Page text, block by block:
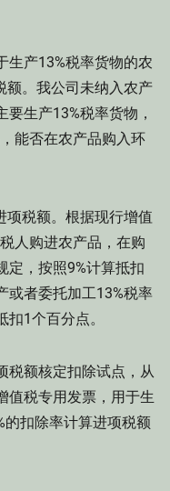
生产13%税率货物的农
额。我公司未纳入农产
生产13%税率货物，
能否在农产品购入环
项税额。根据现行增值
人购进农产品，在购
定，按照9%计算抵扣
或者委托加工13%税率
1个百分点。
税额核定扣除试点，从
值税专用发票，用于生
的扣除率计算进项税额